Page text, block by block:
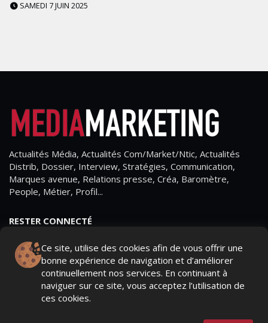
SAMEDI 7 JUIN 2025
Ce site, utilise des cookies afin de vous offrir une
bonne expérience de navigation et d’améliorer
continuellement nos services. En continuant à
naviguer sur ce site, vous acceptez l’utilisation de
ces cookies.
Actualités Média, Actualités Com/Market/Ntic, Actualités
Distrib, Dossier, Interview, Stratégies, Communication,
Marques avenue, Relations presse, Créa, Baromètre,
People, Métier, Profil...
RESTER CONNECTÉ
- Page d'accueil